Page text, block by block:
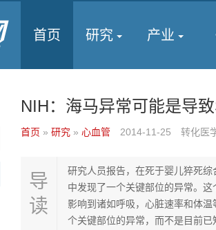
首页 研究 产业
NIH：海马异常可能是导
首页 » 研究 » 心血管 2014-11-25 转化医
导
读
研究人员报告，在死于婴儿猝死
中发现了一个关键部位的异常。
影响到诸如呼吸，心脏速率和体
个关键部位的异常，而不是目前已